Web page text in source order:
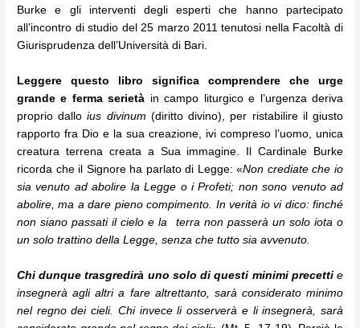
Burke e gli interventi degli esperti che hanno partecipato
all’incontro di studio del 25 marzo 2011 tenutosi nella Facoltà di
Giurisprudenza dell’Università di Bari.
Leggere questo libro significa comprendere che urge
grande e ferma serietà in campo liturgico e l’urgenza deriva
proprio dalloius divinum (diritto divino), per ristabilire il giusto
rapporto fra Dio e la sua creazione, ivi compreso l’uomo, unica
creatura terrena creata a Sua immagine. Il Cardinale Burke
ricorda che il Signore ha parlato di Legge: «Non crediate che io
sia venuto ad abolire la Legge o i Profeti; non sono venuto ad
abolire, ma a dare pieno compimento. In verità io vi dico: finché
non siano passati il cielo e la terra non passerà un solo iota o
un solo trattino della Legge, senza che tutto sia avvenuto.
Chi dunque trasgredirà uno solo di questi minimi precettie
insegnerà agli altri a fare altrettanto, sarà considerato minimo
nel regno dei cieli. Chi invece li osserverà e li insegnerà, sarà